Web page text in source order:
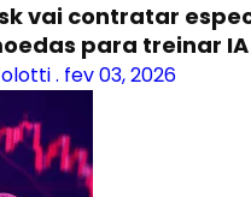
vai contratar
para treinar IA
. fev 03, 2026